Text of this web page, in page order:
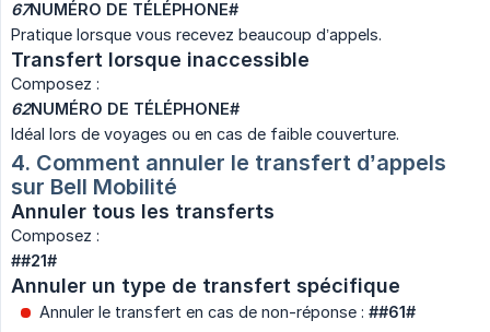
67NUMÉRO DE TÉLÉPHONE#
Pratique lorsque vous recevez beaucoup d’appels.
Transfert lorsque inaccessible
Composez :
62NUMÉRO DE TÉLÉPHONE#
Idéal lors de voyages ou en cas de faible couverture.
4. Comment annuler le transfert d’appels
sur Bell Mobilité
Annuler tous les transferts
Composez :
##21#
Annuler un type de transfert spécifique
Annuler le transfert en cas de non-réponse : ##61#